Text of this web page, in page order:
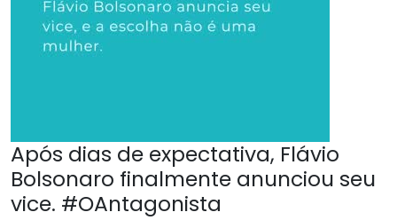
Após dias de expectativa, Flávio
Bolsonaro finalmente anunciou seu
vice. #OAntagonista